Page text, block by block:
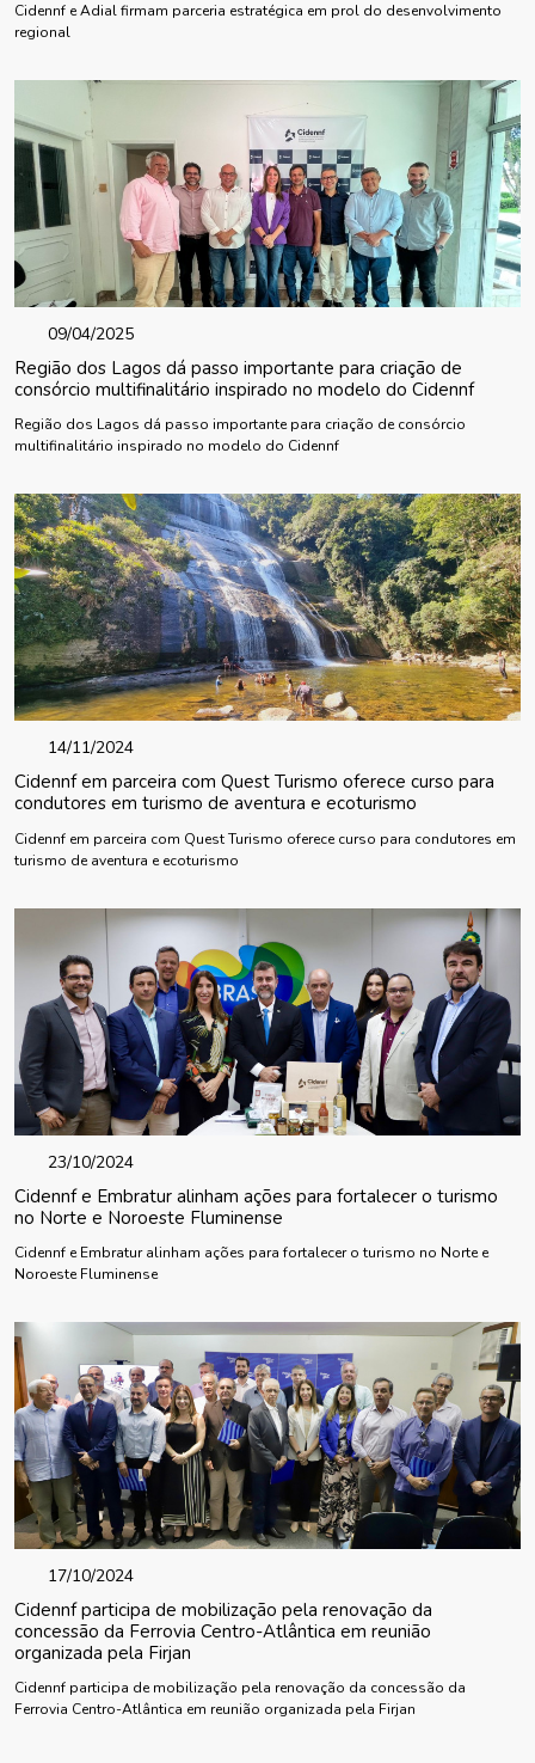
Cidennf e Adial firmam parceria estratégica em prol do desenvolvimento
regional
09/04/2025
Região dos Lagos dá passo importante para criação de
consórcio multifinalitário inspirado no modelo do Cidennf
Região dos Lagos dá passo importante para criação de consórcio
multifinalitário inspirado no modelo do Cidennf
14/11/2024
Cidennf em parceira com Quest Turismo oferece curso para
condutores em turismo de aventura e ecoturismo
Cidennf em parceira com Quest Turismo oferece curso para condutores em
turismo de aventura e ecoturismo
23/10/2024
Cidennf e Embratur alinham ações para fortalecer o turismo
no Norte e Noroeste Fluminense
Cidennf e Embratur alinham ações para fortalecer o turismo no Norte e
Noroeste Fluminense
17/10/2024
Cidennf participa de mobilização pela renovação da
concessão da Ferrovia Centro-Atlântica em reunião
organizada pela Firjan
Cidennf participa de mobilização pela renovação da concessão da
Ferrovia Centro-Atlântica em reunião organizada pela Firjan